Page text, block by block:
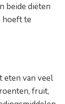
beide diëten
hoeft te
eten van veel
fruit,